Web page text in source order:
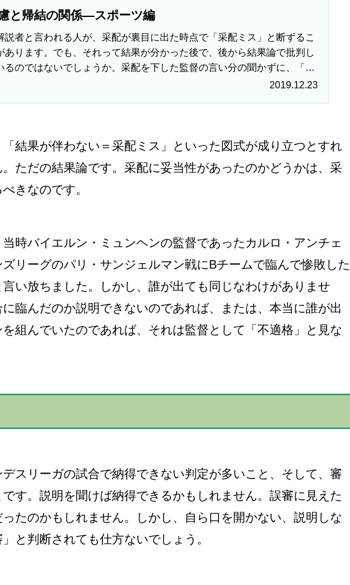
と帰結の関係―スポーツ編
説者と言われる人が、采配が裏目に出た時点で「采配ミス」と断ずるこ
あります。でも、それって結果が分かった後で、後から結果論で批判し
るのではないでしょうか。采配を下した監督の言い分の聞かずに、「采
2019.12.23
結果が伴わない＝采配ミス」といった図式が成り立つとすれ
ただの結果論です。采配に妥当性があったのかどうかは、采
きなのです。
当時バイエルン・ミュンヘンの監督であったカルロ・アンチェ
リーグのパリ・サンジェルマン戦にBチームで臨んで惨敗した
い放ちました。しかし、誰が出ても同じなわけがありませ
臨んだのか説明できないのであれば、または、本当に誰が出
組んでいたのであれば、それは監督として「不適格」と見な
スリーガの試合で納得できない判定が多いこと、そして、審
す。説明を聞けば納得できるかもしれません。誤審に見えた
たのかもしれません。しかし、自ら口を開かない、説明しな
と判断されても仕方ないでしょう。